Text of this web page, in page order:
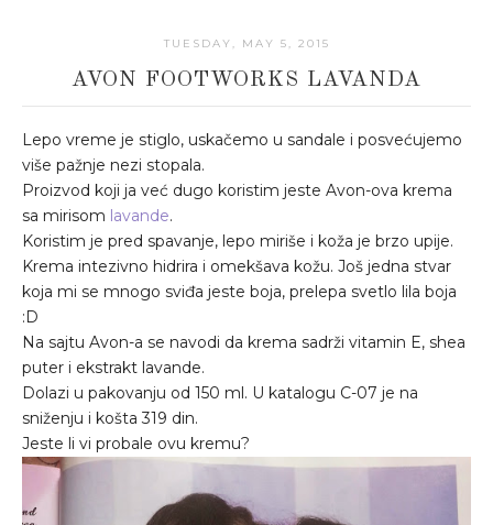
TUESDAY, MAY 5, 2015
AVON FOOTWORKS LAVANDA
Lepo vreme je stiglo, uskačemo u sandale i posvećujemo
više pažnje nezi stopala.
Proizvod koji ja već dugo koristim jeste Avon-ova krema
sa mirisom lavande.
Koristim je pred spavanje, lepo miriše i koža je brzo upije.
Krema intezivno hidrira i omekšava kožu. Još jedna stvar
koja mi se mnogo sviđa jeste boja, prelepa svetlo lila boja
:D
Na sajtu Avon-a se navodi da krema sadrži vitamin E, shea
puter i ekstrakt lavande.
Dolazi u pakovanju od 150 ml. U katalogu C-07 je na
sniženju i košta 319 din.
Jeste li vi probale ovu kremu?